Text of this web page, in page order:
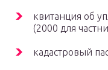
квитанция об
(2000 для
кадастровый